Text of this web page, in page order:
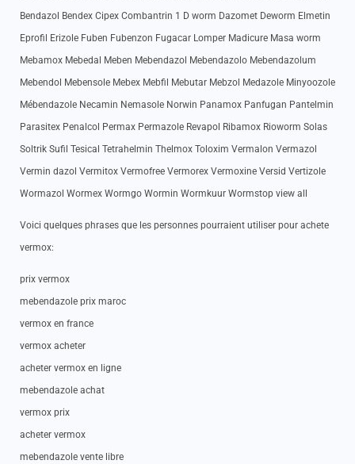
Bendazol Bendex Cipex Combantrin 1 D worm Dazomet Deworm Elmetin
Eprofil Erizole Fuben Fubenzon Fugacar Lomper Madicure Masa worm
Mebamox Mebedal Meben Mebendazol Mebendazolo Mebendazolum
Mebendol Mebensole Mebex Mebfil Mebutar Mebzol Medazole Minyoozole
Mébendazole Necamin Nemasole Norwin Panamox Panfugan Pantelmin
Parasitex Penalcol Permax Permazole Revapol Ribamox Rioworm Solas
Soltrik Sufil Tesical Tetrahelmin Thelmox Toloxim Vermalon Vermazol
Vermin dazol Vermitox Vermofree Vermorex Vermoxine Versid Vertizole
Wormazol Wormex Wormgo Wormin Wormkuur Wormstop view all
Voici quelques phrases que les personnes pourraient utiliser pour achete
vermox:
prix vermox
mebendazole prix maroc
vermox en france
vermox acheter
acheter vermox en ligne
mebendazole achat
vermox prix
acheter vermox
mebendazole vente libre